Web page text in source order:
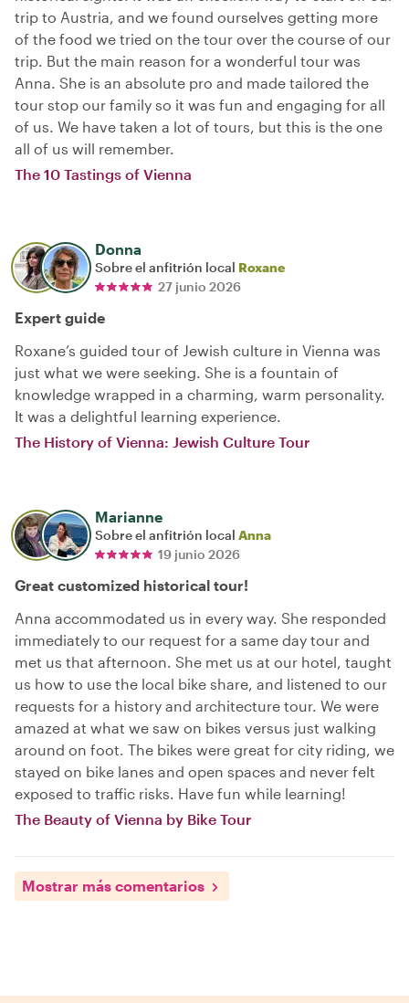
trip to Austria, and we found ourselves getting more
of the food we tried on the tour over the course of our
trip. But the main reason for a wonderful tour was
Anna. She is an absolute pro and made tailored the
tour stop our family so it was fun and engaging for all
of us. We have taken a lot of tours, but this is the one
all of us will remember.
The 10 Tastings of Vienna
Donna
Sobre el anfitrión local Roxane
27 junio 2026
Expert guide
Roxane’s guided tour of Jewish culture in Vienna was
just what we were seeking. She is a fountain of
knowledge wrapped in a charming, warm personality.
It was a delightful learning experience.
The History of Vienna: Jewish Culture Tour
Marianne
Sobre el anfitrión local Anna
19 junio 2026
Great customized historical tour!
Anna accommodated us in every way. She responded
immediately to our request for a same day tour and
met us that afternoon. She met us at our hotel, taught
us how to use the local bike share, and listened to our
requests for a history and architecture tour. We were
amazed at what we saw on bikes versus just walking
around on foot. The bikes were great for city riding, we
stayed on bike lanes and open spaces and never felt
exposed to traffic risks. Have fun while learning!
The Beauty of Vienna by Bike Tour
Mostrar más comentarios